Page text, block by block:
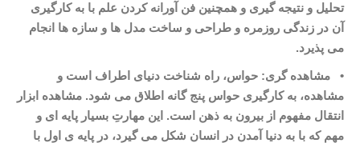
تحلیل و نتیجه گیری و همچنین فن آورانه کردن علم با به کارگیری
آن در زندگی روزمره و طراحی و ساخت مدل ها و سازه ها انجام
می پذیرد.
• مشاهده گری: حواس، راه شناخت دنیای اطراف است و
مشاهده، به کارگیری حواس پنج گانه اطلاق می شود. مشاهده ابزار
انتقال مفهوم از بیرون به ذهن است. این مهارتِ بسیار پایه ای و
مهم که با به دنیا آمدن در انسان شکل می گیرد، در پایه ی اول با